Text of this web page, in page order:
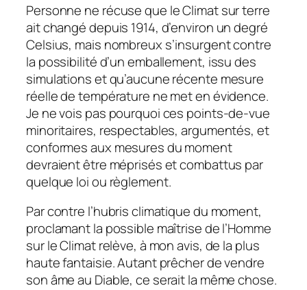
Personne ne récuse que le Climat sur terre
ait changé depuis 1914, d’environ un degré
Celsius, mais nombreux s’insurgent contre
la possibilité d’un emballement, issu des
simulations et qu’aucune récente mesure
réelle de température ne met en évidence.
Je ne vois pas pourquoi ces points-de-vue
minoritaires, respectables, argumentés, et
conformes aux mesures du moment
devraient être méprisés et combattus par
quelque loi ou règlement.
Par contre l’hubris climatique du moment,
proclamant la possible maîtrise de l’Homme
sur le Climat relève, à mon avis, de la plus
haute fantaisie. Autant prêcher de vendre
son âme au Diable, ce serait la même chose.